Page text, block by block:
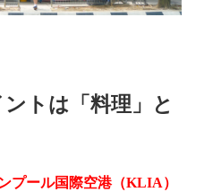
トは「料理」と
プール国際空港（KLIA）